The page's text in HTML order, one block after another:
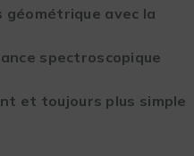
avec la
spectroscopique
et toujours plus simple